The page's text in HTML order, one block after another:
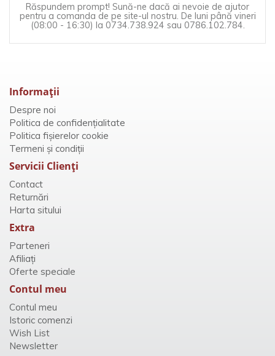
Răspundem prompt! Sună-ne dacă ai nevoie de ajutor
pentru a comanda de pe site-ul nostru. De luni până vineri
(08:00 - 16:30) la 0734.738.924 sau 0786.102.784.
Informaţii
Despre noi
Politica de confidențialitate
Politica fișierelor cookie
Termeni și condiții
Servicii Clienţi
Contact
Returnări
Harta sitului
Extra
Parteneri
Afiliaţi
Oferte speciale
Contul meu
Contul meu
Istoric comenzi
Wish List
Newsletter